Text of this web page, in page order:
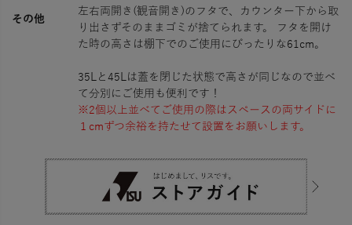
その他
左右両開き(観音開き)のフタで、カウンター下から取
り出さずそのままゴミが捨てられます。 フタを開け
た時の高さは棚下でのご使用にぴったりな61cm。
35Lと45Lは蓋を閉じた状態で高さが同じなので並べ
て分別にご使用も便利です！
※2個以上並べてご使用の際はスペースの両サイドに
１cmずつ余裕を持たせて設置をお願いします。